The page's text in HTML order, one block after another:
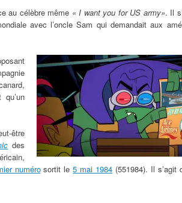
au célèbre même « I want you for US army». Il
avec l’oncle Sam qui demandait aux
être
des
numérosortit le5 mai 1984 (551984). Il s’agit